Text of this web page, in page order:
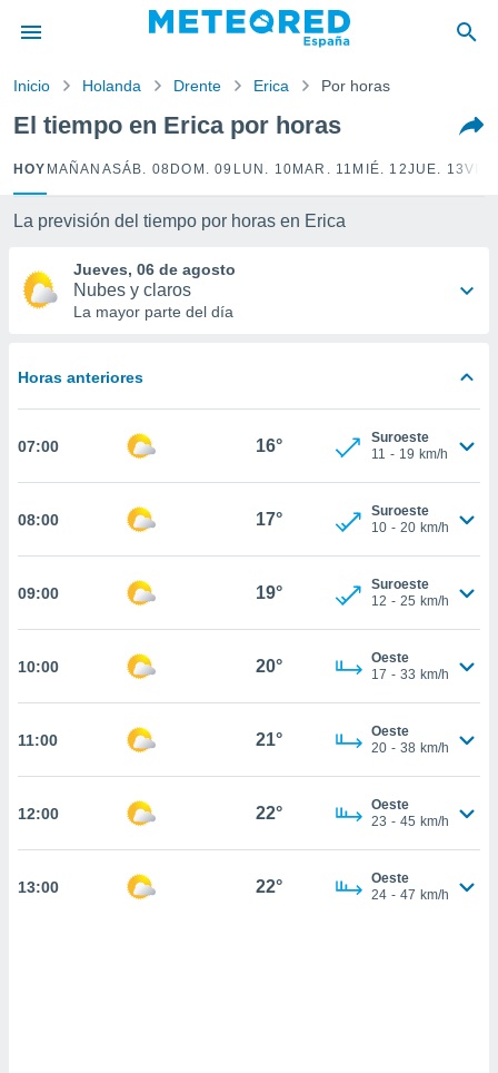
por
para
que se
calidad.
a este
y
digital
permite
seguir
coste.
a la
todas
nuestros
nos
análisis
perfil
CONFIGURACIÓN
Inicio Holanda Drente Erica Por horas
El tiempo en Erica por horas
HOY MAÑANASÁB. 08 DOM. 09 LUN. 10 MAR. 11 MIÉ. 12JUE. 13VIE.
La previsión del tiempo por horas en Erica
Jueves, 06 de agosto
Nubes y claros
La mayor parte del día
Horas anteriores
07:00 16°
Suroeste
11 - 19 km/h
08:00 17°
Suroeste
10 - 20 km/h
09:00 19°
Suroeste
12 - 25 km/h
10:00 20°
Oeste
17 - 33 km/h
11:00 21°
Oeste
20 - 38 km/h
12:00 22°
Oeste
23 - 45 km/h
13:00 22°
Oeste
24 - 47 km/h